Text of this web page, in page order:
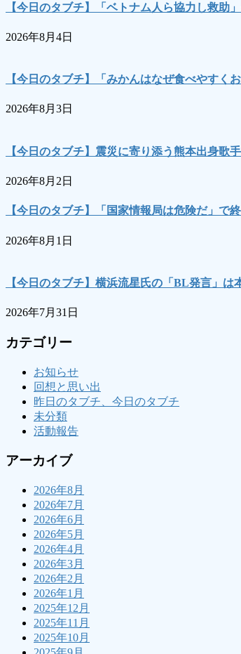
【今日のタブチ】「ベトナム人ら協力し救
2026年8月4日
【今日のタブチ】「みかんはなぜ食べやす
2026年8月3日
【今日のタブチ】震災に寄り添う熊本出身
2026年8月2日
【今日のタブチ】「国家情報局は危険だ」
2026年8月1日
【今日のタブチ】横浜流星氏の「BL発言」
2026年7月31日
カテゴリー
お知らせ
回想と思い出
昨日のタブチ、今日のタブチ
未分類
活動報告
アーカイブ
2026年8月
2026年7月
2026年6月
2026年5月
2026年4月
2026年3月
2026年2月
2026年1月
2025年12月
2025年11月
2025年10月